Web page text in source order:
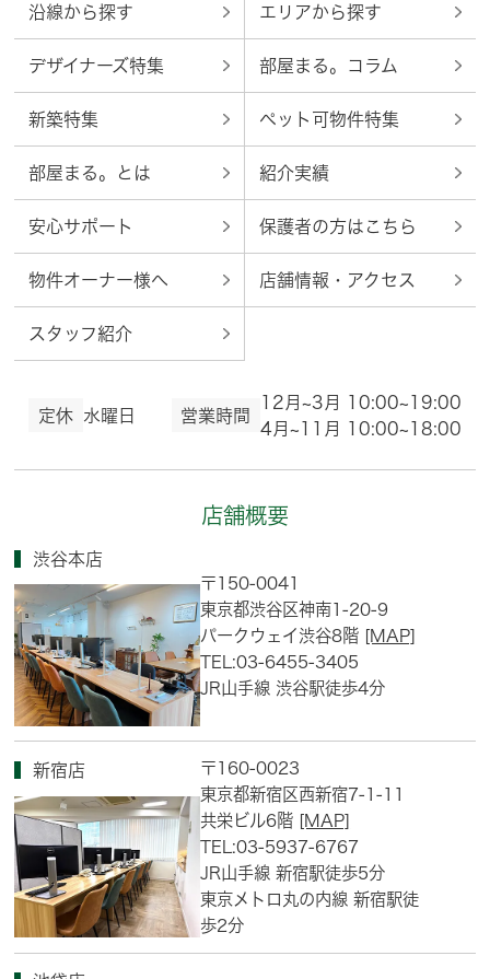
沿線から探す エリアから探す
デザイナーズ特集 部屋まる。コラム
新築特集 ペット可物件特集
部屋まる。とは 紹介実績
安心サポート 保護者の方はこちら
物件オーナー様へ 店舗情報・アクセス
スタッフ紹介
定休 水曜日 営業時間
12月~3月 10:00~19:00
4月~11月 10:00~18:00
店舗概要
渋谷本店
〒150-0041
東京都渋谷区神南1-20-9
パークウェイ渋谷8階 [MAP]
TEL:03-6455-3405
JR山手線 渋谷駅徒歩4分
新宿店
〒160-0023
東京都新宿区西新宿7-1-11
共栄ビル6階 [MAP]
TEL:03-5937-6767
JR山手線 新宿駅徒歩5分
東京メトロ丸の内線 新宿駅徒
歩2分